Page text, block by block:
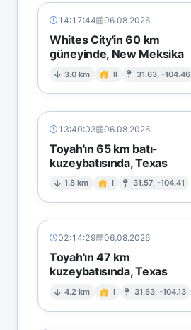
14:17:44 06.08.2026
Whites City'in 60 km
güneyinde, New Meksika
3.0 km II 31.63, -104.46
13:40:03 06.08.2026
Toyah'ın 65 km batı-
kuzeybatısında, Texas
1.8 km I 31.57, -104.41
02:14:29 06.08.2026
Toyah'ın 47 km
kuzeybatısında, Texas
4.2 km I 31.63, -104.13